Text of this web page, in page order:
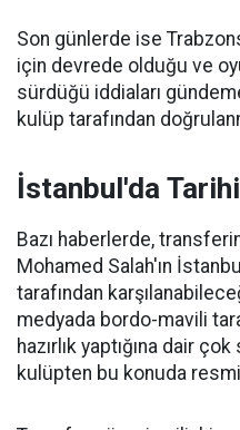
Son günlerde ise
için devrede olduğu ve
sürdüğü iddiaları
kulüp tarafından
İstanbul'da
Bazı haberlerde,
Mohamed Salah'ın
tarafından
medyada bordo-mavili
hazırlık yaptığına dair çok
kulüpten bu konuda